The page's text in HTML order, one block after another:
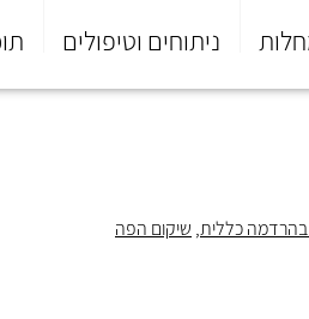
ניתוחים וטיפולים
בהרדמה כללית, שיקום הפה